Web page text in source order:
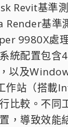
Revit基準
Render基準
9980X處
統配置包含
以及
作站（搭載
比較。不同
，導致效能